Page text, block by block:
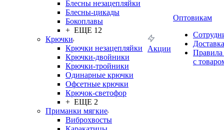
Блесны незацепляйки
Блесны-цикады
Бокоплавы
+ ЕЩЕ 12
Крючки
Крючки незацепляйки
Крючки-двойники
Крючки-тройники
Одинарные крючки
Офсетные крючки
Крючок-светофор
+ ЕЩЕ 2
Приманки мягкие
Виброхвосты
Акции
Оптовикам
Доставка
Правила
с